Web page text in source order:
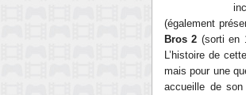
(également
Bros 2 (sorti en
L’histoire de
mais pour une
accueille de